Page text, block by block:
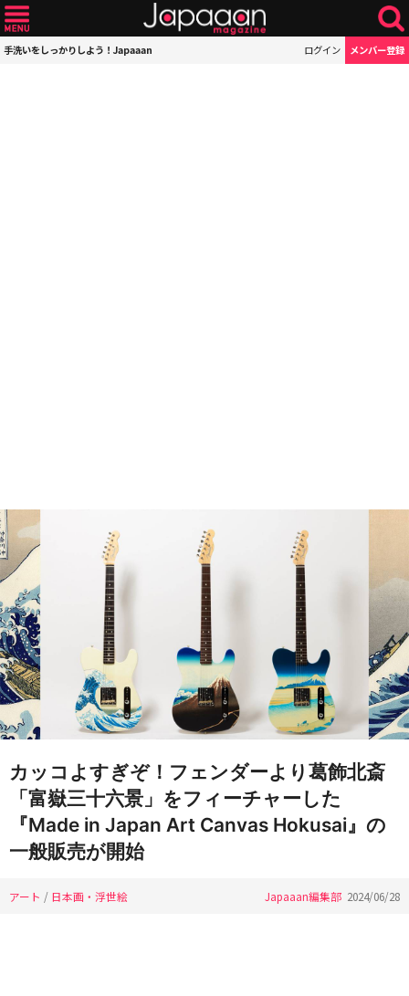
手洗いをしっかりしよう！Japaaan ログイン メンバー登録
カッコよすぎぞ！フェンダーより葛飾北斎
「富嶽三十六景」をフィーチャーした
『Made in Japan Art Canvas Hokusai』の
一般販売が開始
アート / 日本画・浮世絵 Japaaan編集部 2024/06/28